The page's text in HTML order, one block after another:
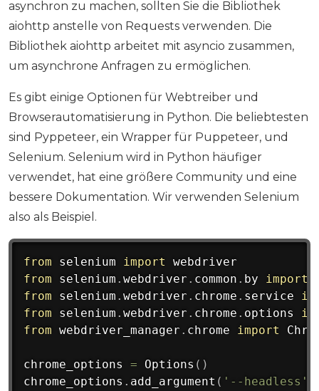
asynchron zu machen, sollten Sie die Bibliothek
aiohttp anstelle von Requests verwenden. Die
Bibliothek aiohttp arbeitet mit asyncio zusammen,
um asynchrone Anfragen zu ermöglichen.
Es gibt einige Optionen für Webtreiber und
Browserautomatisierung in Python. Die beliebtesten
sind Pyppeteer, ein Wrapper für Puppeteer, und
Selenium. Selenium wird in Python häufiger
verwendet, hat eine größere Community und eine
bessere Dokumentation. Wir verwenden Selenium
also als Beispiel.
from selenium import
from selenium . webdriver . common . by import
from selenium . webdriver . chrome . service
from selenium . webdriver . chrome . options
from webdriver_manager . chrome import
chrome_options = Options ( )
chrome_options . add_argument ( '--headless'